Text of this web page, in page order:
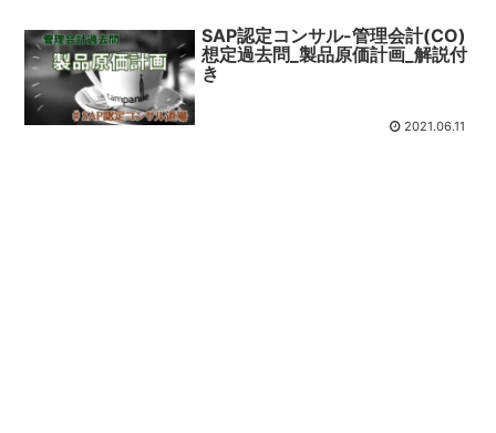
SAP認定コンサル-管理会計(CO)
想定過去問_製品原価計画_解説付
き
2021.06.11